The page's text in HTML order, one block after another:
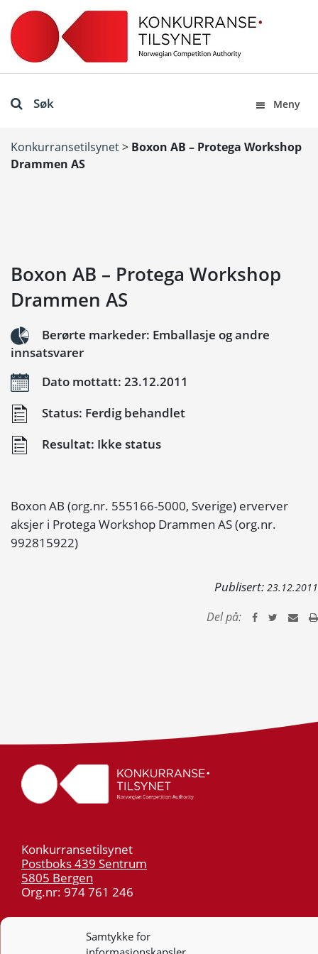
Samtykke for
Søk Meny
Konkurransetilsynet> Boxon AB – Protega Workshop
Drammen AS
Boxon AB – Protega Workshop
Drammen AS
Berørte markeder: Emballasje og andre
innsatsvarer
Dato mottatt: 23.12.2011
Status: Ferdig behandlet
Resultat: Ikke status
Boxon AB (org.nr. 555166-5000, Sverige) erverver
aksjer i Protega Workshop Drammen AS (org.nr.
992815922)
Publisert: 23.12.2011
Del på:
Konkurransetilsynet
Postboks 439 Sentrum
5805 Bergen
Org.nr: 974 761 246
55 59 75 00
post@kt.no